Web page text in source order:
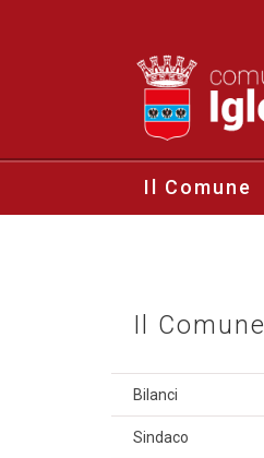
Il Comune
Il Comune
Bilanci
Sindaco